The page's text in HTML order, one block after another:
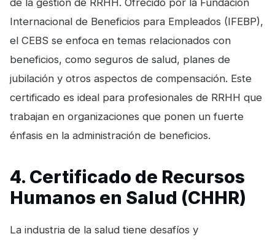
de la gestión de RRHH. Ofrecido por la Fundación
Internacional de Beneficios para Empleados (IFEBP),
el CEBS se enfoca en temas relacionados con
beneficios, como seguros de salud, planes de
jubilación y otros aspectos de compensación. Este
certificado es ideal para profesionales de RRHH que
trabajan en organizaciones que ponen un fuerte
énfasis en la administración de beneficios.
4. Certificado de Recursos
Humanos en Salud (CHHR)
La industria de la salud tiene desafíos y